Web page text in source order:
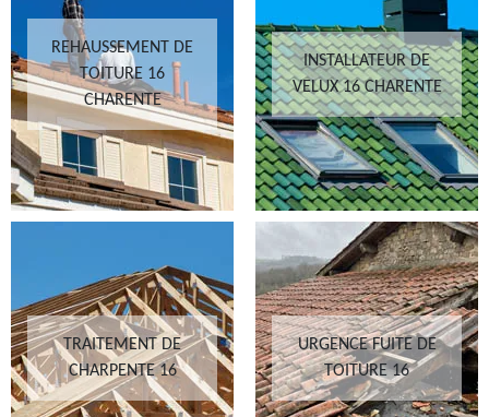
REHAUSSEMENT DE
TOITURE 16
CHARENTE
INSTALLATEUR DE
VELUX 16 CHARENTE
TRAITEMENT DE
CHARPENTE 16
URGENCE FUITE DE
TOITURE 16